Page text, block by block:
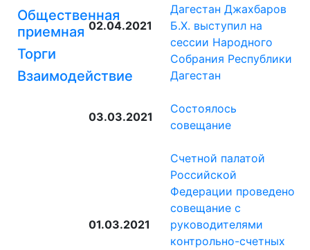
Общественная
приемная
Торги
Взаимодействие
02.04.2021
Дагестан Джахбаров
Б.Х. выступил на
сессии Народного
Собрания Республики
Дагестан
03.03.2021
Состоялось
совещание
01.03.2021
Счетной палатой
Российской
Федерации проведено
совещание с
руководителями
контрольно-счетных